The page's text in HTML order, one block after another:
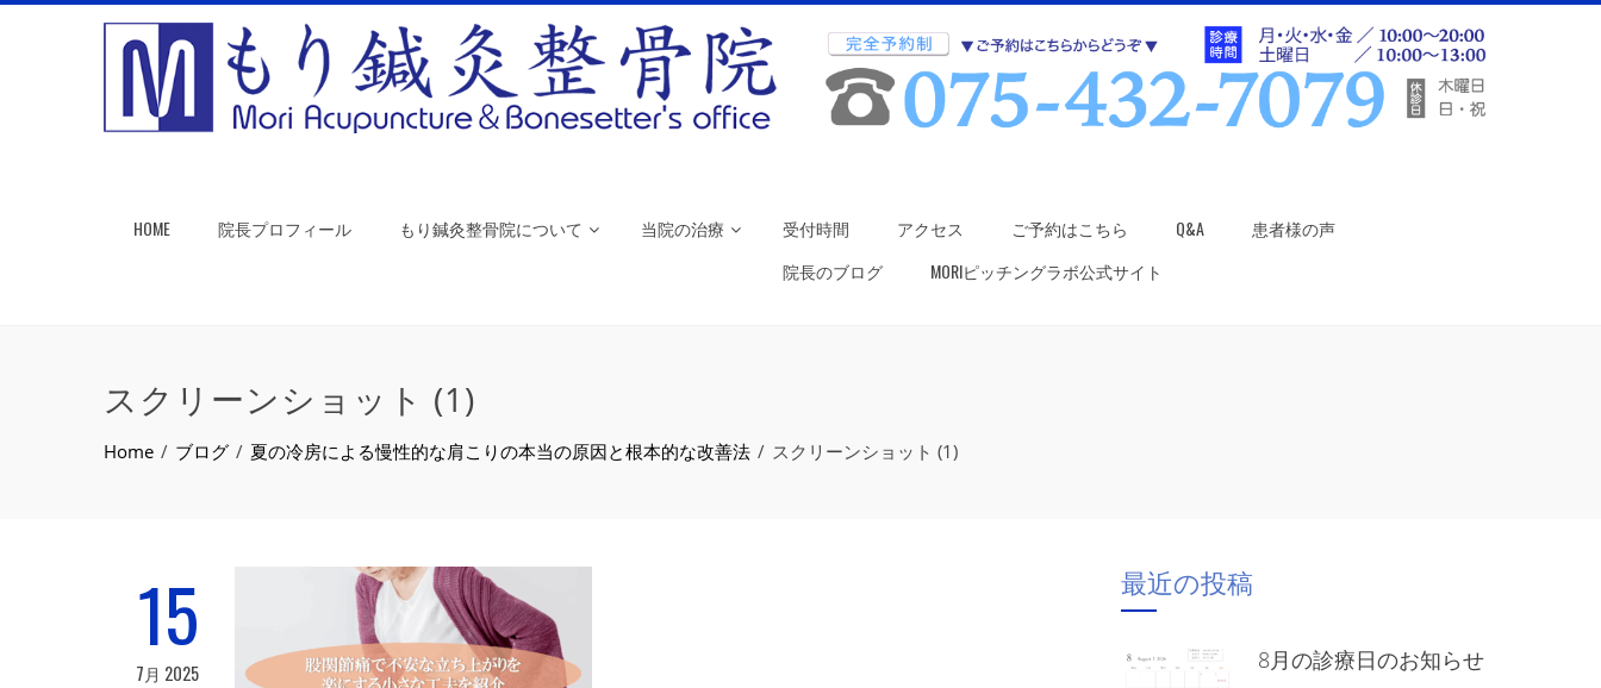
HOME 院長プロフィール もり鍼灸整骨院について 当院の治療 受付時間 アクセス ご予約はこちら Q&A
患者様の声
院長のブログ
MORIピッチングラボ公式サイト
スクリーンショット (1)
Home ブログ 夏の冷房による慢性的な肩こりの本当の原因と根本的な改善法 スクリーンショット (1)
15
7月 2025
最近の投稿
8月の診療日のお知らせ